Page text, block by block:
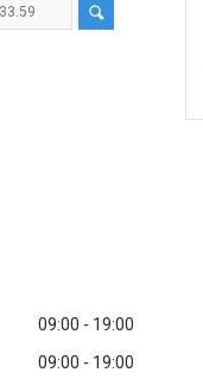
09:00
19:00
09:00
19:00